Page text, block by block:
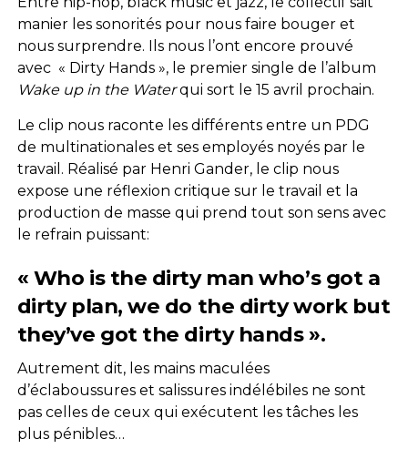
manier les sonorités pour nous faire bouger et
nous surprendre. Ils nous l’ont encore prouvé
avec « Dirty Hands », le premier single de l’album
Wake up in the Waterqui sort le 15 avril prochain.
Le clip nous raconte les différents entre un PDG
de multinationales et ses employés noyés par le
travail. Réalisé par Henri Gander, le clip nous
expose une réflexion critique sur le travail et la
production de masse qui prend tout son sens avec
le refrain puissant:
« Who is the dirty man who’s got a
dirty plan, we do the dirty work but
they’ve got the dirty hands ».
Autrement dit, les mains maculées
d’éclaboussures et salissures indélébiles ne sont
pas celles de ceux qui exécutent les tâches les
plus pénibles…